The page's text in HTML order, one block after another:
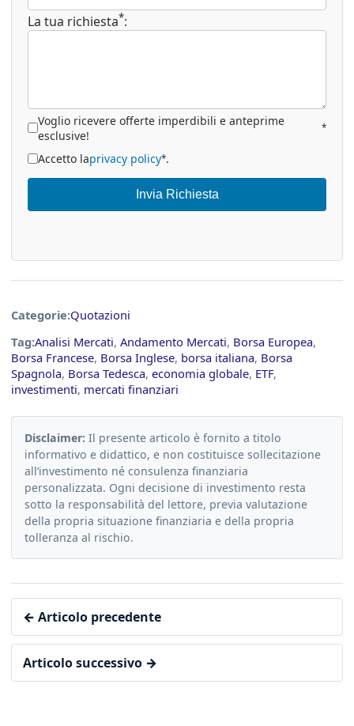
La tua richiesta*:
Voglio ricevere offerte imperdibili e anteprime
esclusive!
*
Accetto laprivacy policy*.
Invia Richiesta
Categorie:Quotazioni
Tag:Analisi Mercati, Andamento Mercati, Borsa Europea,
Borsa Francese, Borsa Inglese, borsa italiana, Borsa
Spagnola, Borsa Tedesca, economia globale, ETF,
investimenti, mercati finanziari
Disclaimer: Il presente articolo è fornito a titolo
informativo e didattico, e non costituisce sollecitazione
all’investimento né consulenza finanziaria
personalizzata. Ogni decisione di investimento resta
sotto la responsabilità del lettore, previa valutazione
della propria situazione finanziaria e della propria
tolleranza al rischio.
← Articolo precedente
Articolo successivo →